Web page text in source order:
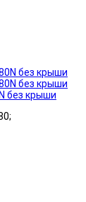
без крыши